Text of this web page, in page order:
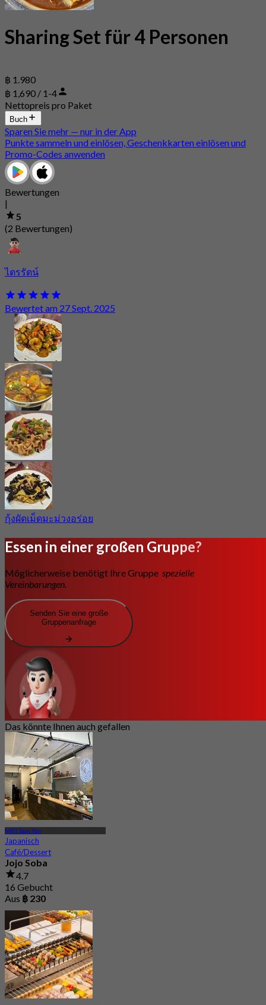
Sharing Set für 4 Personen
฿ 1.980
฿ 1,690 / 1-4
Nettopreis pro Paket
Buch
Sparen Sie mehr — nur in der App
Punkte sammeln und einlösen, Geschenkkarten einlösen und
Promo-Codes anwenden
Bewertungen
|
5
(2 Bewertungen)
ไตรรัตน์
Bewertet am 27 Sept. 2025
กุ้งผัดเม็ดมะม่วงอร่อย
Essen in einer großen Gruppe?
Möglicherweise benötigt Ihre Gruppe spezielle
Vereinbarungen.
Senden Sie eine große
Gruppenanfrage
Das könnte Ihnen auch gefallen
MRT Sam Yan
Japanisch
Café/Dessert
Jojo Soba
4.7
16 Gebucht
Aus ฿ 230